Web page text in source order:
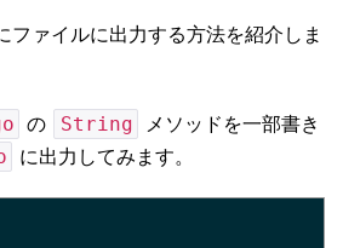
ファイルに出力する方法を紹介しま
の String
メソッドを一部書き
に出力してみます。